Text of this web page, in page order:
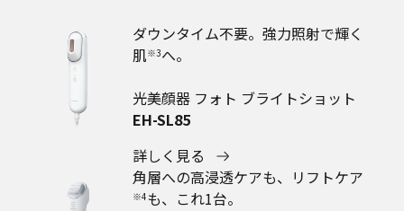
ダウンタイム不要。強力照射で輝く
肌※3へ。
光美顔器 フォト ブライトショット
EH-SL85
詳しく見る
角層への高浸透ケアも、リフトケア
※4も、これ1台。